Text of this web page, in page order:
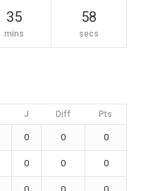
35
mins
58
secs
J Diff Pts
0 0 0
0 0 0